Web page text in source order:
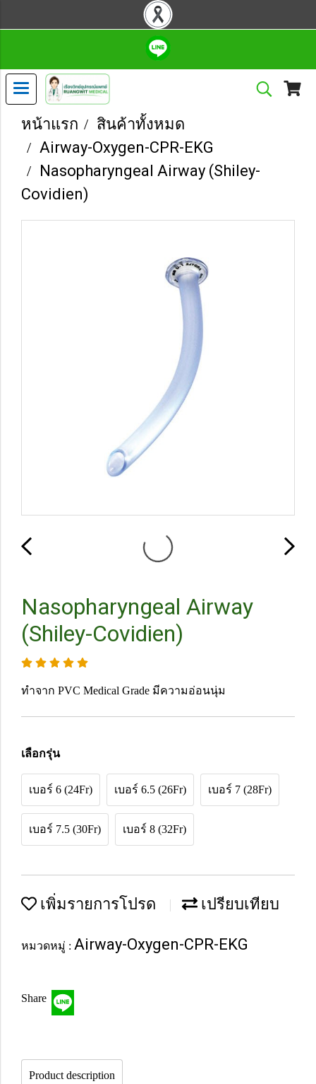
หน้าแรก
สินค้าทั้งหมด
Airway-Oxygen-CPR-EKG
Nasopharyngeal Airway (Shiley-
Covidien)
Nasopharyngeal Airway
(Shiley-Covidien)
ทำจาก PVC Medical Grade มีความอ่อนนุ่ม
เลือกรุ่น
เบอร์ 6 (24Fr) เบอร์ 6.5 (26Fr) เบอร์ 7 (28Fr)
เบอร์ 7.5 (30Fr) เบอร์ 8 (32Fr)
เพิ่มรายการโปรด เปรียบเทียบ
หมวดหมู่ : Airway-Oxygen-CPR-EKG
Share
Product description